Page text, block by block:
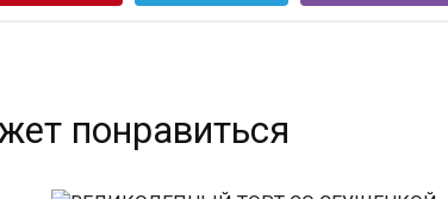
понравиться